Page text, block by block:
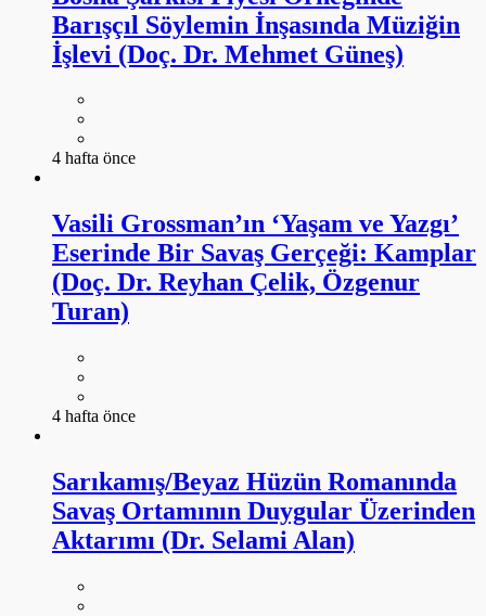
Barışçıl Söylemin İnşasında Müziğin
İşlevi (Doç. Dr. Mehmet Güneş)
4 hafta önce
Vasili Grossman’ın ‘Yaşam ve Yazgı’
Eserinde Bir Savaş Gerçeği: Kamplar
(Doç. Dr. Reyhan Çelik, Özgenur
Turan)
4 hafta önce
Sarıkamış/Beyaz Hüzün Romanında
Savaş Ortamının Duygular Üzerinden
Aktarımı (Dr. Selami Alan)